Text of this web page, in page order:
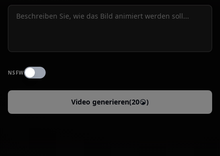
NSFW
Video generieren(20 )